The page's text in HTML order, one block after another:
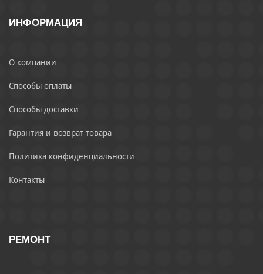
ИНФОРМАЦИЯ
О компании
Способы оплаты
Способы доставки
Гарантия и возврат товара
Политика конфиденциальности
Контакты
РЕМОНТ